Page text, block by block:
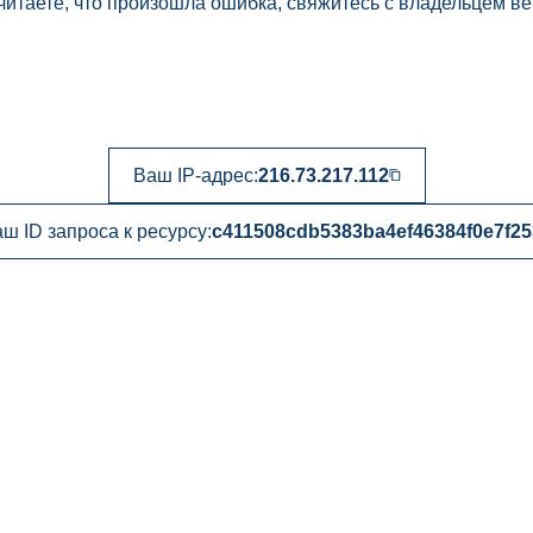
Ваш IP-адрес:216.73.217.112
ID запроса к ресурсу: